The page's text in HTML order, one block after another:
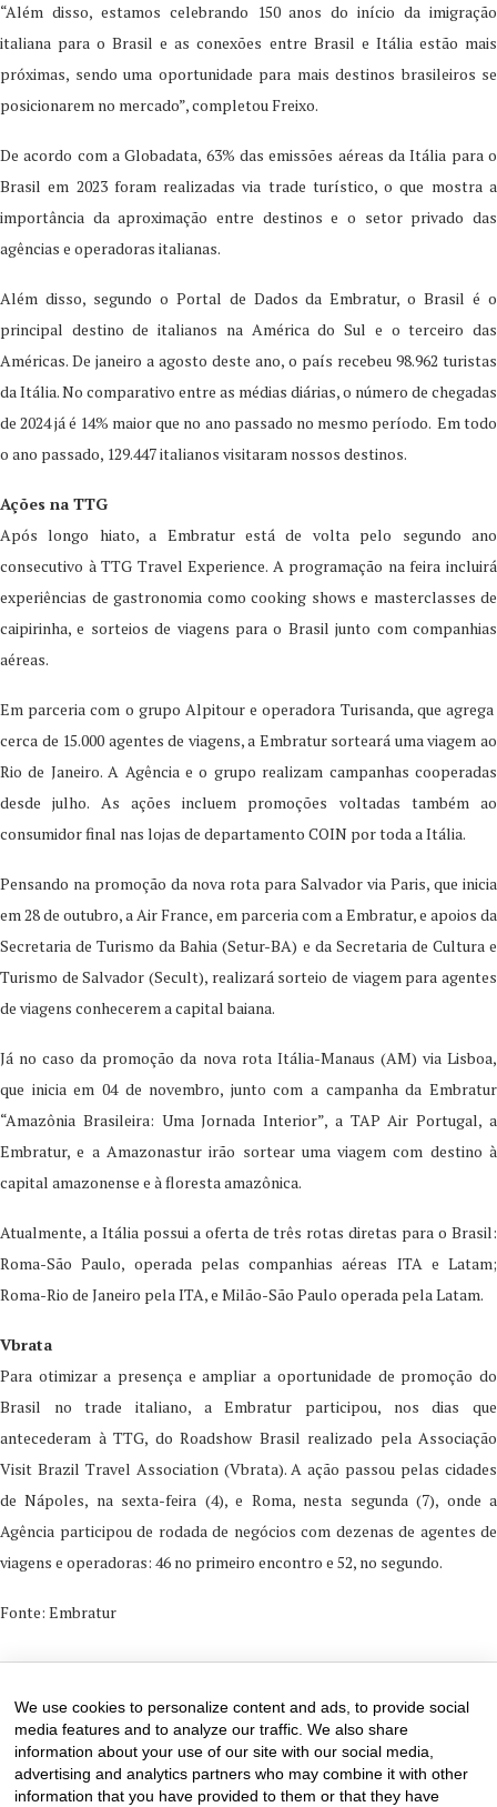
“Além disso, estamos celebrando 150 anos do início da imigração
italiana para o Brasil e as conexões entre Brasil e Itália estão mais
próximas, sendo uma oportunidade para mais destinos brasileiros se
posicionarem no mercado”, completou Freixo.
De acordo com a Globadata, 63% das emissões aéreas da Itália para o
Brasil em 2023 foram realizadas via trade turístico, o que mostra a
importância da aproximação entre destinos e o setor privado das
agências e operadoras italianas.
Além disso, segundo o Portal de Dados da Embratur, o Brasil é o
principal destino de italianos na América do Sul e o terceiro das
Américas. De janeiro a agosto deste ano, o país recebeu 98.962 turistas
da Itália. No comparativo entre as médias diárias, o número de chegadas
de 2024 já é 14% maior que no ano passado no mesmo período. Em todo
o ano passado, 129.447 italianos visitaram nossos destinos.
Ações na TTG
Após longo hiato, a Embratur está de volta pelo segundo ano
consecutivo à TTG Travel Experience. A programação na feira incluirá
experiências de gastronomia como cooking shows e masterclasses de
caipirinha, e sorteios de viagens para o Brasil junto com companhias
aéreas.
Em parceria com o grupo Alpitour e operadora Turisanda, que agrega
cerca de 15.000 agentes de viagens, a Embratur sorteará uma viagem ao
Rio de Janeiro. A Agência e o grupo realizam campanhas cooperadas
desde julho. As ações incluem promoções voltadas também ao
consumidor final nas lojas de departamento COIN por toda a Itália.
Pensando na promoção da nova rota para Salvador via Paris, que inicia
em 28 de outubro, a Air France, em parceria com a Embratur, e apoios da
Secretaria de Turismo da Bahia (Setur-BA) e da Secretaria de Cultura e
Turismo de Salvador (Secult), realizará sorteio de viagem para agentes
de viagens conhecerem a capital baiana.
Já no caso da promoção da nova rota Itália-Manaus (AM) via Lisboa,
que inicia em 04 de novembro, junto com a campanha da Embratur
“Amazônia Brasileira: Uma Jornada Interior”, a TAP Air Portugal, a
Embratur, e a Amazonastur irão sortear uma viagem com destino à
capital amazonense e à floresta amazônica.
Atualmente, a Itália possui a oferta de três rotas diretas para o Brasil:
Roma-São Paulo, operada pelas companhias aéreas ITA e Latam;
Roma-Rio de Janeiro pela ITA, e Milão-São Paulo operada pela Latam.
Vbrata
Para otimizar a presença e ampliar a oportunidade de promoção do
Brasil no trade italiano, a Embratur participou, nos dias que
antecederam à TTG, do Roadshow Brasil realizado pela Associação
Visit Brazil Travel Association (Vbrata). A ação passou pelas cidades
de Nápoles, na sexta-feira (4), e Roma, nesta segunda (7), onde a
Agência participou de rodada de negócios com dezenas de agentes de
viagens e operadoras: 46 no primeiro encontro e 52, no segundo.
Fonte: Embratur
We use cookies to personalize content and ads, to provide social
media features and to analyze our traffic. We also share
information about your use of our site with our social media,
advertising and analytics partners who may combine it with other
information that you have provided to them or that they have